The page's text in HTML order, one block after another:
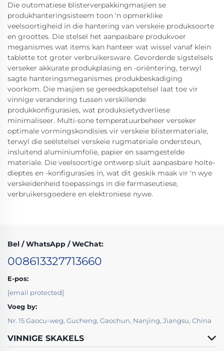
Die outomatiese blisterverpakkingmasjien se
produkhanteringsisteem toon 'n opmerklike
veelsoortigheid in die hantering van verskeie produksoorte
en groottes. Die stelsel het aanpasbare produkvoer
meganismes wat items kan hanteer wat wissel vanaf klein
tablette tot groter verbruikersware. Gevorderde sigstelsels
verseker akkurate produkplasing en -oriëntering, terwyl
sagte hanteringsmeganismes produkbeskadiging
voorkom. Die masjien se gereedskapstelsel laat toe vir
vinnige verandering tussen verskillende
produkkonfigurasies, wat produksietydverliese
minimaliseer. Multi-sone temperatuurbeheer verseker
optimale vormingskondisies vir verskeie blistermateriale,
terwyl die seëlstelsel verskeie rugmateriale ondersteun,
insluitend aluminiumfolie, papier en saamgestelde
materiale. Die veelsoortige ontwerp sluit aanpasbare holte-
dieptes en -konfigurasies in, wat dit geskik maak vir 'n wye
verskeidenheid toepassings in die farmaseutiese,
verbruikersgoedere en elektroniese nywe.
Bel / WhatsApp / WeChat:
008613327713660
E-pos:
[email protected]
Voeg by:
Nr. 15 Gaocu-weg, Gucheng, Gaochun, Nanjing, Jiangsu, China
VINNIGE SKAKELS